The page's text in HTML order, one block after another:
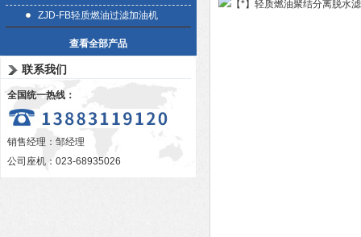
ZJD-FB轻质燃油过滤加油机
查看全部产品
联系我们
全国统一热线：
销售经理：邹经理
公司座机：023-68935026